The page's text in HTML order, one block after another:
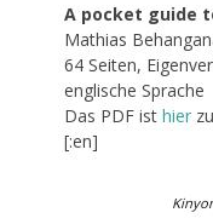
A pocket guide
Mathias
64 Seiten,
englische Sprache
Das PDF ist hier
[:en]